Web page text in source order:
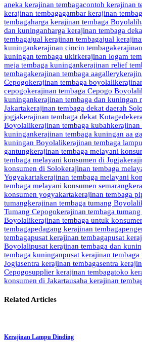
aneka kerajinan tembagacontoh kerajinan
kerajinan tembagagambar kerajinan
tembagaharga kerajinan tembaga Boyolali
dan kuninganharga kerajinan tembaga
tembagajual kerajinan tembagajual
kuningankerajinan cincin tembaga
kuningan tembaga ukirkerajinan logam
meja tembaga kuningankerajinan relief
tembagakerajinan tembaga aagallery
Cepogokerajinan tembaga boyolali
cepogokerajinan tembaga Cepogo Boyolali
kuningankerajinan tembaga dan kuningan
Jakartakerajinan tembaga dekat daerah Solo
jogjakerajinan tembaga dekat Kotagede
Boyolalikerajinan tembaga kubahkerajinan
kuningankerajinan tembaga kuningan aa
kuningan Boyolalikerajinan tembaga lampu
gantungkerajinan tembaga melayani
tembaga melayani konsumen di Jogja
konsumen di Solokerajinan tembaga
Yogyakartakerajinan tembaga melayani
tembaga melayani konsumen semarang
konsumen yogyakartakerajinan tembaga
tumangkerajinan tembaga tumang Boyolali
Tumang Cepogokerajinan tembaga tumang
Boyolalikerajinan tembaga untuk
tembagapedagang kerajinan tembaga
tembagapusat kerajinan tembagapusat
Boyolalipusat kerajinan tembaga dan
tembaga kuninganpusat kerajinan
Jogjasentra kerajinan tembagasentra
Cepogosupplier kerajinan tembagatoko
konsumen di Jakartausaha kerajinan
Related Articles
Kerajinan Lampu Dinding